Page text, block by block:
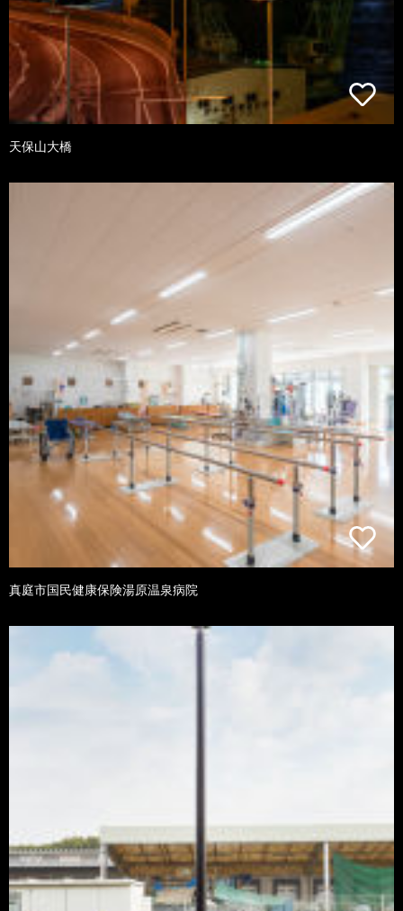
天保山大橋
真庭市国民健康保険湯原温泉病院